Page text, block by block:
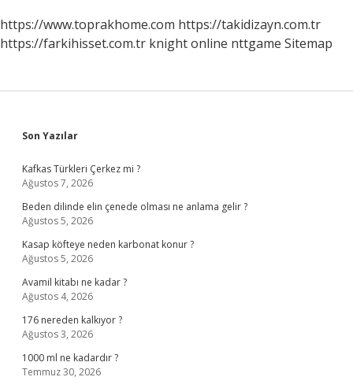
https://www.toprakhome.com https://takidizayn.com.tr
https://farkihisset.com.tr knight online nttgame Sitemap
Sidebar
Son Yazılar
Kafkas Türkleri Çerkez mi ?
Ağustos 7, 2026
Beden dilinde elin çenede olması ne anlama gelir ?
Ağustos 5, 2026
Kasap köfteye neden karbonat konur ?
Ağustos 5, 2026
Avamil kitabı ne kadar ?
Ağustos 4, 2026
176 nereden kalkıyor ?
Ağustos 3, 2026
1000 ml ne kadardır ?
Temmuz 30, 2026